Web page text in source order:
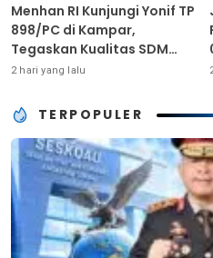
Menhan RI Kunjungi Yonif TP
898/PC di Kampar,
Tegaskan Kualitas SDM
Kunci Kekuatan TNI
2 hari yang lalu
TERPOPULER